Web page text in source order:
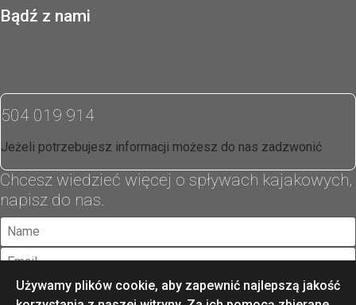
Bądź z nami
504 019 914
Jeżeli potrzebujesz informacji możesz do nas zadzwonić
Chcesz wiedzieć więcej o spływach kajakowych,
napisz do nas.
Używamy plików cookie, aby zapewnić najlepszą jakość